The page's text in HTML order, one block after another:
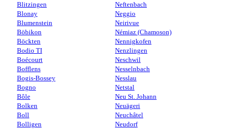
Blitzingen
Blonay
Blumenstein
Böbikon
Böckten
Bodio TI
Boécourt
Bofflens
Bogis-Bossey
Bogno
Bôle
Bolken
Boll
Bolligen
Neftenbach
Neggio
Neirivue
Némiaz (Chamoson)
Nennigkofen
Nenzlingen
Neschwil
Nesselnbach
Nesslau
Netstal
Neu St. Johann
Neuägeri
Neuchâtel
Neudorf